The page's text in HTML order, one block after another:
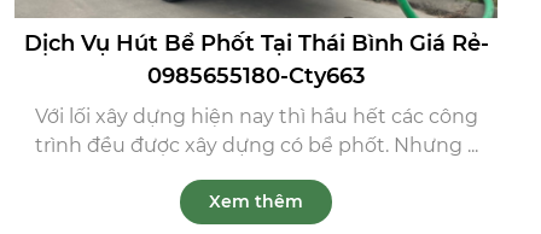
Dịch Vụ Hút Bể Phốt Tại Thái Bình Giá Rẻ-
0985655180-Cty663
Với lối xây dựng hiện nay thì hầu hết các công
trình đều được xây dựng có bể phốt. Nhưng ...
Xem thêm